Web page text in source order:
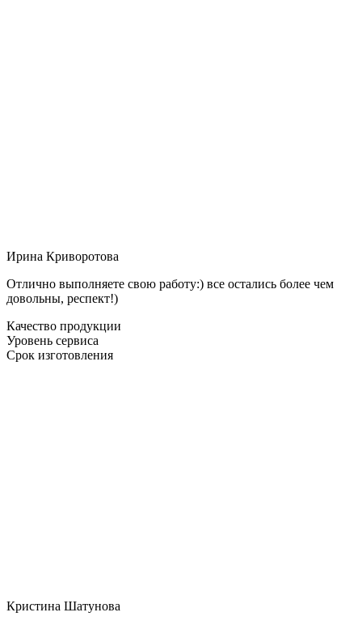
Ирина Криворотова
Отлично выполняете свою работу:) все остались более чем
довольны, респект!)
Качество продукции
Уровень сервиса
Срок изготовления
Кристина Шатунова